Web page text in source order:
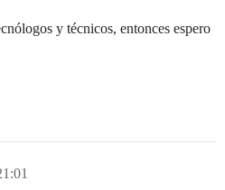
y técnicos, entonces espero